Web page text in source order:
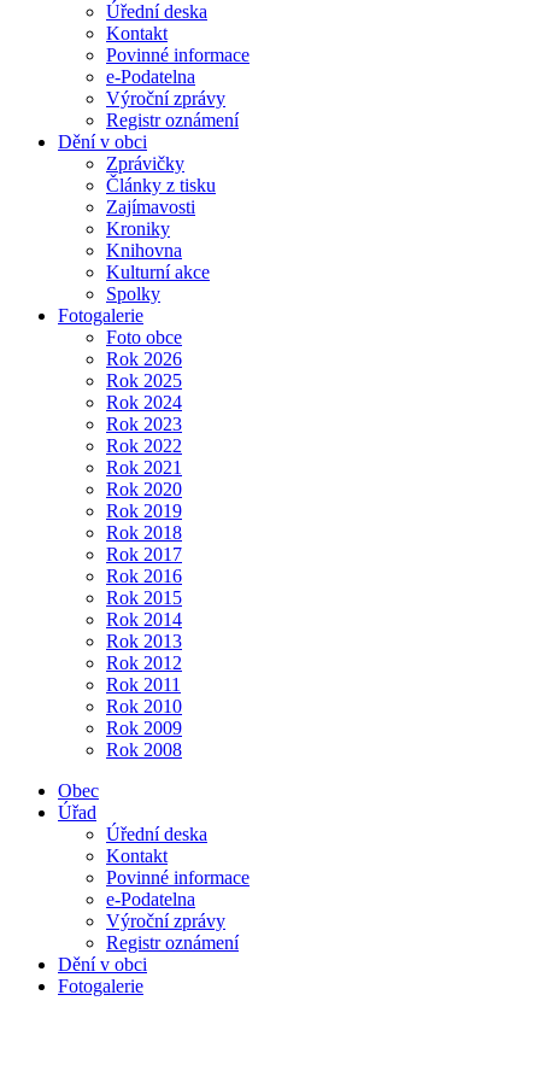
Úřední deska
Kontakt
Povinné informace
e-Podatelna
Výroční zprávy
Registr oznámení
Dění v obci
Zprávičky
Články z tisku
Zajímavosti
Kroniky
Knihovna
Kulturní akce
Spolky
Fotogalerie
Foto obce
Rok 2026
Rok 2025
Rok 2024
Rok 2023
Rok 2022
Rok 2021
Rok 2020
Rok 2019
Rok 2018
Rok 2017
Rok 2016
Rok 2015
Rok 2014
Rok 2013
Rok 2012
Rok 2011
Rok 2010
Rok 2009
Rok 2008
Obec
Úřad
Úřední deska
Kontakt
Povinné informace
e-Podatelna
Výroční zprávy
Registr oznámení
Dění v obci
Fotogalerie